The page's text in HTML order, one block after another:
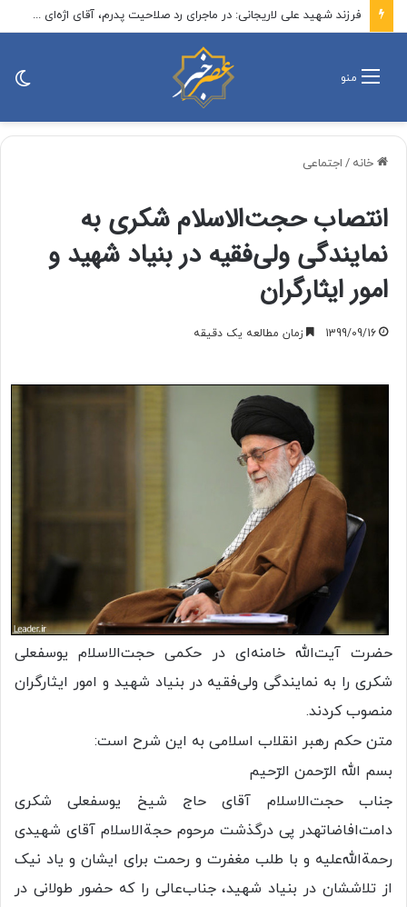
فرزند شهید علی لاریجانی: در ماجرای رد صلاحیت پدرم، آقای اژه‌ای مردانه ایستاد، حکم صادر شد و دست آنهایی که پرونده‌سازی کردند رو شد / در نهایت، موضوع در قالب نامه‌ای به اطلاع رهبر انقلاب نیز رسید
منو
خانه / اجتماعی
انتصاب حجت‌الاسلام شکری به
نمایندگی ولی‌فقیه در بنیاد شهید و
امور ایثارگران
1399/09/16 زمان مطالعه یک دقیقه
حضرت آیت‌الله خامنه‌ای در حکمی حجت‌الاسلام یوسفعلی
شکری را به نمایندگی ولی‌فقیه در بنیاد شهید و امور ایثارگران
منصوب کردند.
متن حکم رهبر انقلاب اسلامی به این شرح است:
بسم الله الرّحمن الرّحیم
جناب حجت‌الاسلام آقای حاج شیخ یوسفعلی شکری
دامت‌افاضاتهدر پی درگذشت مرحوم حجةالاسلام آقای شهیدی
رحمةالله‌علیه و با طلب مغفرت و رحمت برای ایشان و یاد نیک
از تلاششان در بنیاد شهید، جناب‌عالی را که حضور طولانی در